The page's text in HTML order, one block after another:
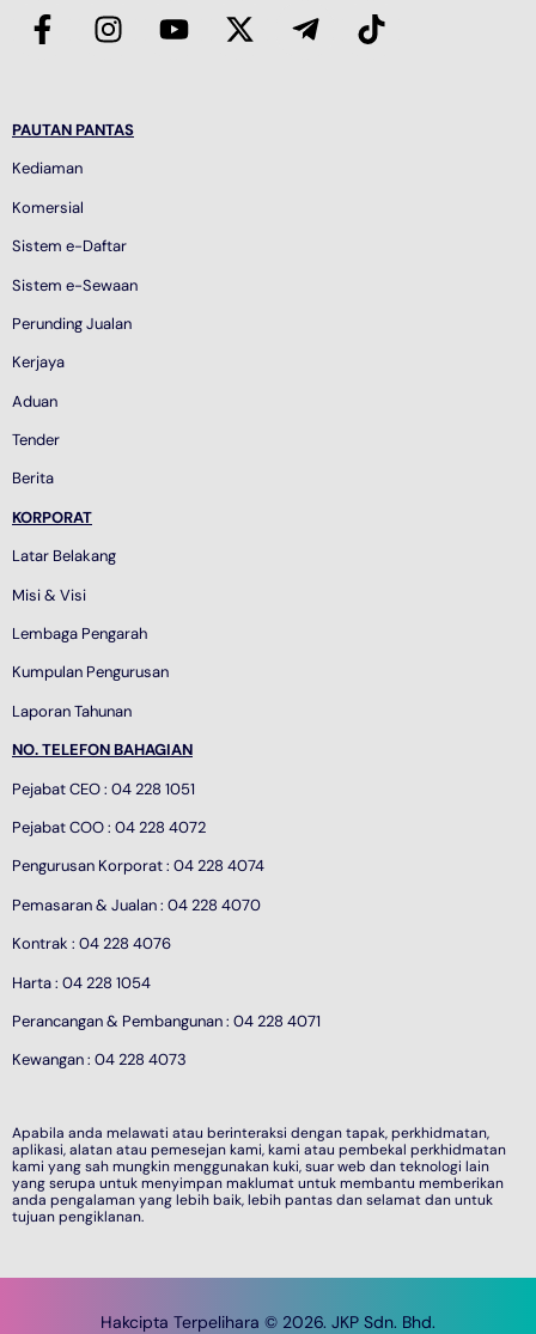
PAUTAN PANTAS
Kediaman
Komersial
Sistem e-Daftar
Sistem e-Sewaan
Perunding Jualan
Kerjaya
Aduan
Tender
Berita
KORPORAT
Latar Belakang
Misi & Visi
Lembaga Pengarah
Kumpulan Pengurusan
Laporan Tahunan
NO. TELEFON BAHAGIAN
Pejabat CEO : 04 228 1051
Pejabat COO : 04 228 4072
Pengurusan Korporat : 04 228 4074
Pemasaran & Jualan : 04 228 4070
Kontrak : 04 228 4076
Harta : 04 228 1054
Perancangan & Pembangunan : 04 228 4071
Kewangan : 04 228 4073
Apabila anda melawati atau berinteraksi dengan tapak, perkhidmatan,
aplikasi, alatan atau pemesejan kami, kami atau pembekal perkhidmatan
kami yang sah mungkin menggunakan kuki, suar web dan teknologi lain
yang serupa untuk menyimpan maklumat untuk membantu memberikan
anda pengalaman yang lebih baik, lebih pantas dan selamat dan untuk
tujuan pengiklanan.
Hakcipta Terpelihara © 2026. JKP Sdn. Bhd.